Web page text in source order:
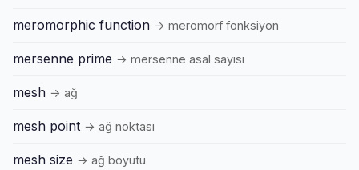
meromorphic function → meromorf fonksiyon
mersenne prime → mersenne asal sayısı
mesh → ağ
mesh point → ağ noktası
mesh size → ağ boyutu